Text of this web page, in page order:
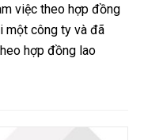
việc theo hợp đồng
một công ty và đã
hợp đồng lao